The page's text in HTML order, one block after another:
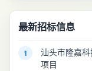
最新招标信息
1
汕头市隆嘉
项目